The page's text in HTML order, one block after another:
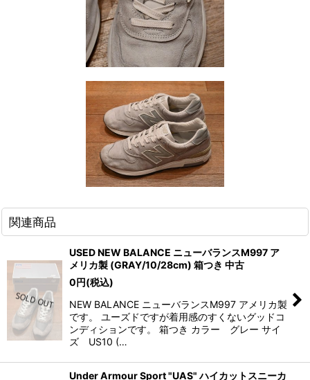
関連商品
USED NEW BALANCE ニューバランスM997 ア
メリカ製 (GRAY/10/28cm) 箱つき 中古
0円(税込)
NEW BALANCE ニューバランスM997 アメリカ製
です。 ユーズドですが着用感のすくないグッドコ
ンディションです。 箱つき カラー グレー サイ
ズ US10 (…
Under Armour Sport "UAS" ハイカットスニーカ